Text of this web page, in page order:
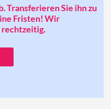
Transferieren Sie ihn zu
Fristen! Wir
rechtzeitig.